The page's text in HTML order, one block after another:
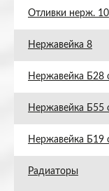
Отливки нерж. 10
Нержавейка 8
Нержавейка Б28
Нержавейка Б55
Нержавейка Б19
Радиаторы